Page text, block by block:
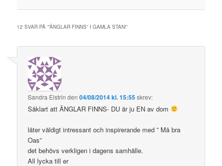
12 SVAR PÅ ””ÄNGLAR FINNS” I GAMLA STAN!”
Sandra Elstrin den04/08/2014 kl. 15:55skrev:
Såklart att ÄNGLAR FINNS- DU är ju EN av dom
låter väldigt intressant och inspirerande med ” Må bra
Oas”
det behövs verkligen i dagens samhälle.
All lycka till er